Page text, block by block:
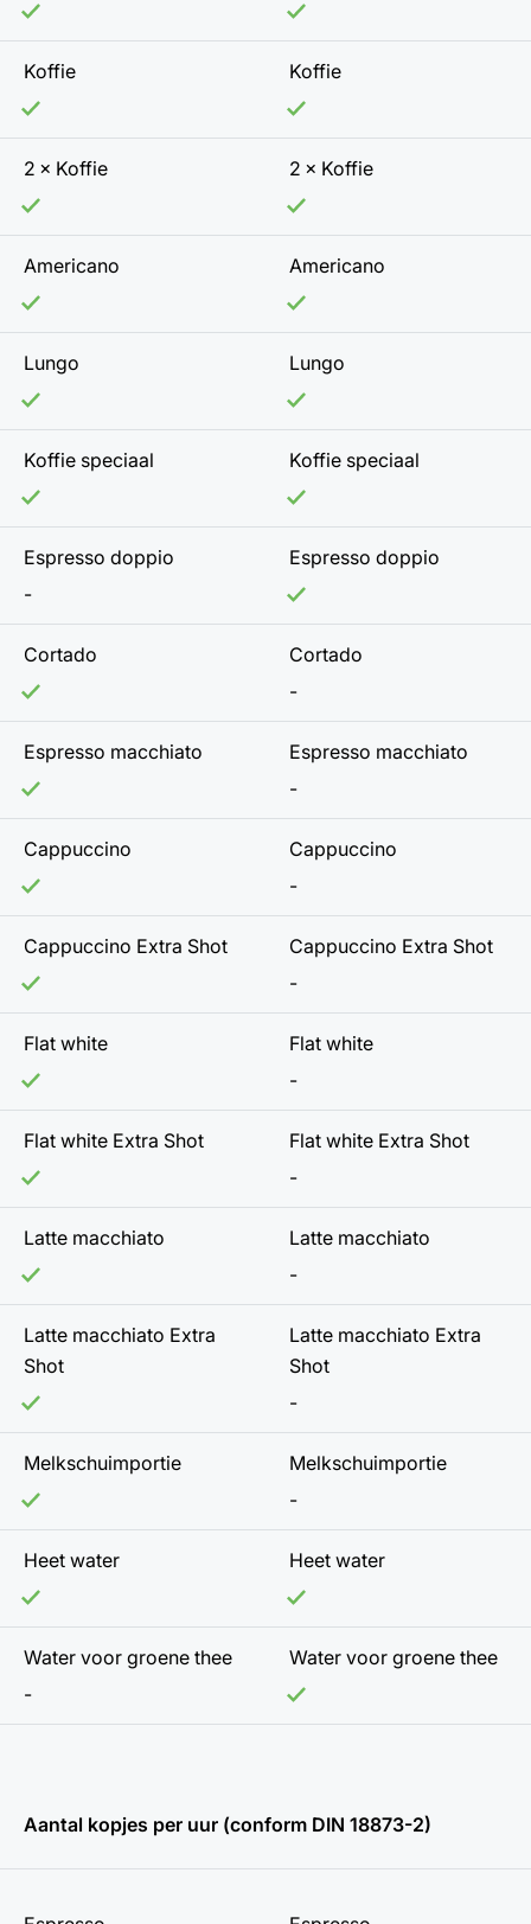
Koffie Koffie
2 × Koffie 2 × Koffie
Americano Americano
Lungo Lungo
Koffie speciaal Koffie speciaal
Espresso doppio
-
Espresso doppio
Cortado
Cortado
-
Espresso macchiato
Espresso macchiato
-
Cappuccino
Cappuccino
-
Cappuccino Extra Shot
Cappuccino Extra Shot
-
Flat white
Flat white
-
Flat white Extra Shot
Flat white Extra Shot
-
Latte macchiato
Latte macchiato
-
Latte macchiato Extra
Shot
Latte macchiato Extra
Shot
-
Melkschuimportie
Melkschuimportie
-
Heet water Heet water
Water voor groene thee
-
Water voor groene thee
Aantal kopjes per uur (conform DIN 18873-2)